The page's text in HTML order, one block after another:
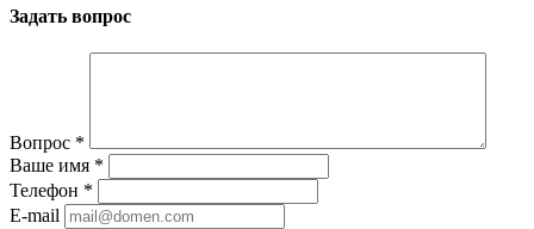
Задать вопрос
Вопрос *
Ваше имя *
Телефон *
E-mail